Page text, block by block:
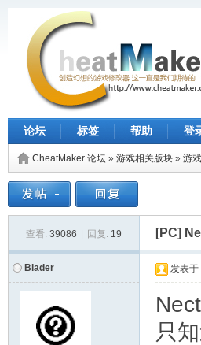
论坛 标签 帮助 登
CheatMaker 论坛 » 游戏相关版块 » 游
查看: 39086 回复: 19 [PC]
Blader 发表于
只